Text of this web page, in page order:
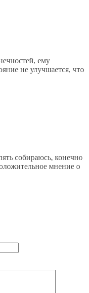
ему
не улучшается, что
собираюсь, конечно
мнение о